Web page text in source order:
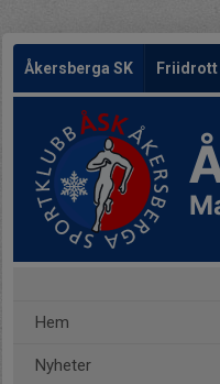
Åkersberga SK Friidrott
Hem
Nyheter